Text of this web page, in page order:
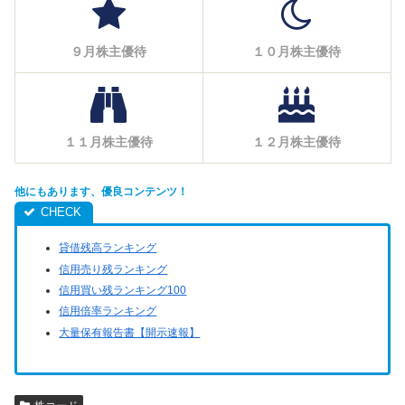
９月株主優待 １０月株主優待
１１月株主優待 １２月株主優待
他にもあります、優良コンテンツ！
貸借残高ランキング
信用売り残ランキング
信用買い残ランキング100
信用倍率ランキング
大量保有報告書【開示速報】